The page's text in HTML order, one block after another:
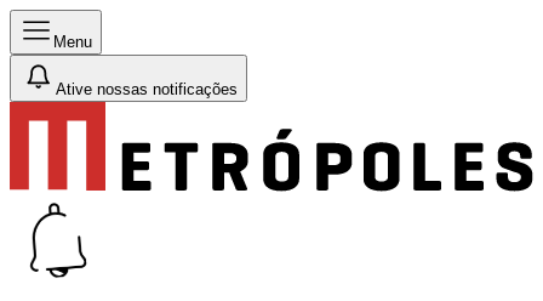
Menu
Ative nossas notificações